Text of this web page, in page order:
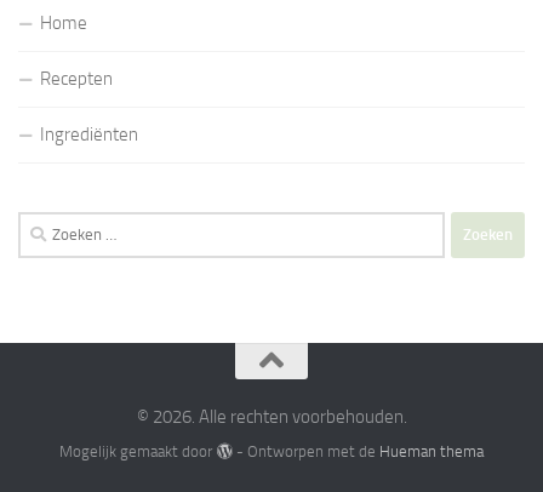
Home
Recepten
Ingrediënten
Zoeken
naar:
© 2026. Alle rechten voorbehouden.
Mogelijk gemaakt door - Ontworpen met de Hueman thema